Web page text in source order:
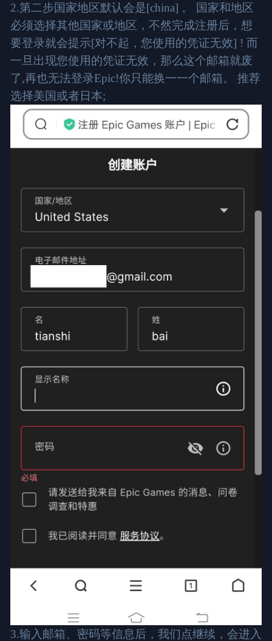
2.第二步国家地区默认会是[china] 。 国家和地区
必须选择其他国家或地区，不然完成注册后，想
要登录就会提示[对不起，您使用的凭证无效] ! 而
一旦出现您使用的凭证无效，那么这个邮箱就废
了,再也无法登录Epic!你只能换一一个邮箱。 推荐
选择美国或者日本;
3.输入邮箱、密码等信息后，我们点继续，会进入